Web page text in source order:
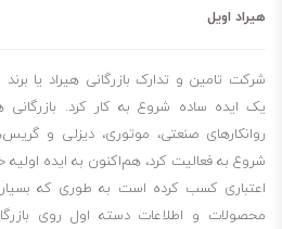
خواص ضد کف عالی
سازگاری با آب بندها و رنگ های مصرفی در
معدنی کار می کنند.
عاری از مواد افزودنی حاوی سرب
هیراد اویل
شرکت تامین و تدارک بازرگانی هیراد یا برند
یک ایده ساده شروع به کار کرد. بازرگانی
روانکارهای صنعتی، موتوری، دیزلی و
شروع به فعالیت کرد، هم‌اکنون به ایده
اعتباری کسب کرده است به طوری که
محصولات و اطلاعات دسته اول روی